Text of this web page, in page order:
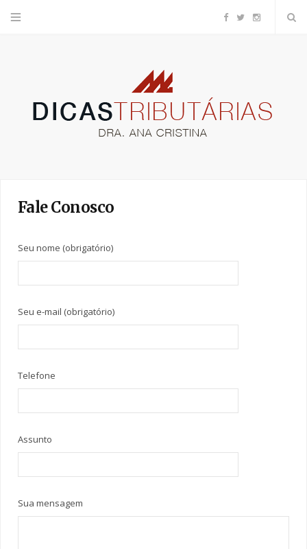
F
e t
I
t
Fale Conosco
Seu nome (obrigatório)
Seu e-mail (obrigatório)
Telefone
Assunto
Sua mensagem